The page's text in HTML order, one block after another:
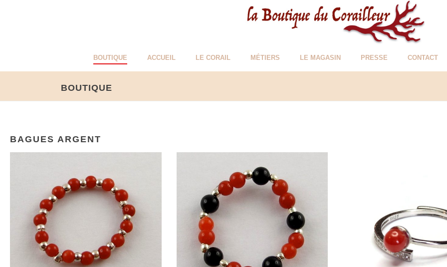
BOUTIQUE ACCUEIL LE CORAIL MÉTIERS LE MAGASIN PRESSE CONTACT
BOUTIQUE
BAGUES ARGENT